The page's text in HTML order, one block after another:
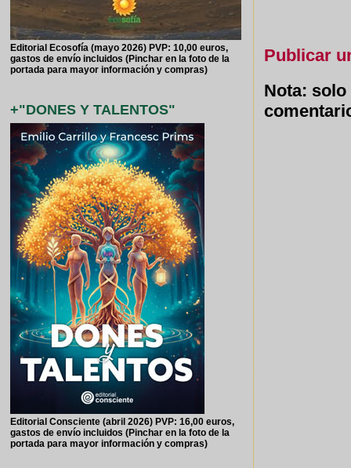
Publicar
Nota:
Editorial Ecosofía (mayo 2026) PVP: 10,00 euros,
gastos de envío incluidos (Pinchar en la foto de la
portada para mayor información y compras)
+"DONES Y TALENTOS"
Editorial Consciente (abril 2026) PVP: 16,00 euros,
gastos de envío incluidos (Pinchar en la foto de la
portada para mayor información y compras)